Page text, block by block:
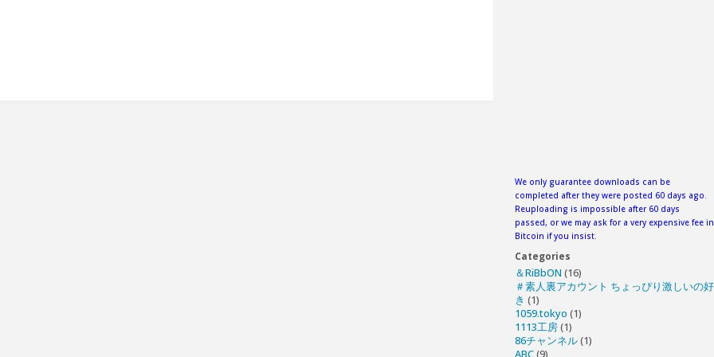
We only guarantee downloads can be
completed after they were posted 60 days ago.
Reuploading is impossible after 60 days
passed, or we may ask for a very expensive fee in
Bitcoin if you insist.
Categories
＆RiBbON (16)
＃素人裏アカウント ちょっぴり激しいの好
き (1)
1059.tokyo (1)
1113工房(1)
86チャンネル(1)
ABC(9)